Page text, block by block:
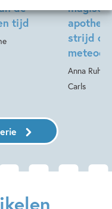
de
tijd
strijd
meteoor
Anna Ruhe,
Carls